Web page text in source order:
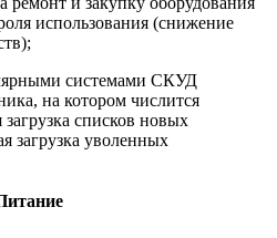
использования (снижение
системами СКУД
на котором числится
загрузка списков новых
загрузка уволенных